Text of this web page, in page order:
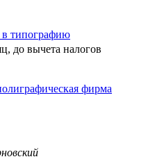
типографию
до вычета налогов
фирма